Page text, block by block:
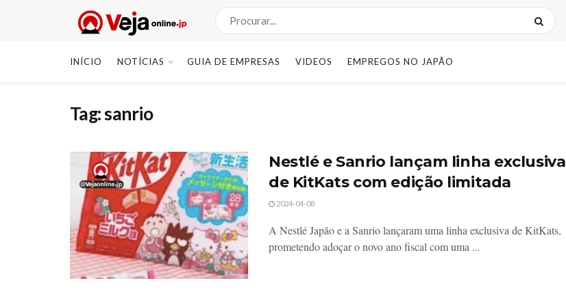
INÍCIO NOTÍCIAS GUIA DE EMPRESAS VIDEOS EMPREGOS NO JAPÃO
Tag:sanrio
Nestlé e Sanrio lançam linha exclusiva
de KitKats com edição limitada
2024-04-08
A Nestlé Japão e a Sanrio lançaram uma linha exclusiva de KitKats,
prometendo adoçar o novo ano fiscal com uma ...